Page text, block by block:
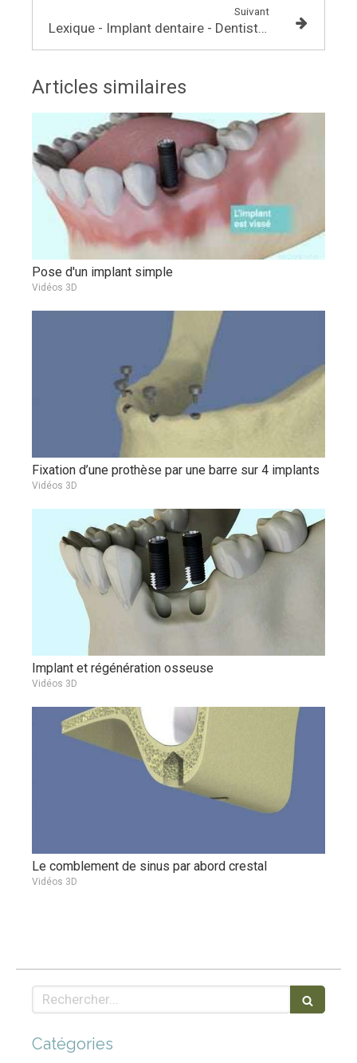
Suivant
Lexique - Implant dentaire - Dentiste - Casablanca
Articles similaires
Pose d'un implant simple
Vidéos 3D
Fixation d’une prothèse par une barre sur 4 implants
Vidéos 3D
Implant et régénération osseuse
Vidéos 3D
Le comblement de sinus par abord crestal
Vidéos 3D
Rechercher
Catégories